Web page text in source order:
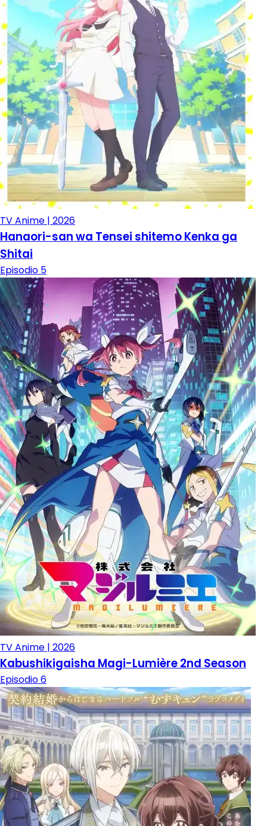
TV Anime | 2026
Hanaori-san wa Tensei shitemo Kenka ga
Shitai
Episodio 5
TV Anime | 2026
Kabushikigaisha Magi-Lumière 2nd Season
Episodio 6